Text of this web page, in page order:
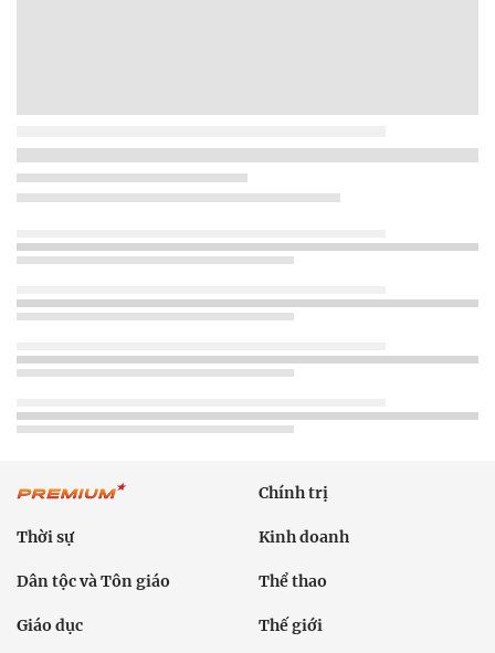
Chính trị
Thời sự Kinh doanh
Dân tộc và Tôn giáo Thể thao
Giáo dục Thế giới